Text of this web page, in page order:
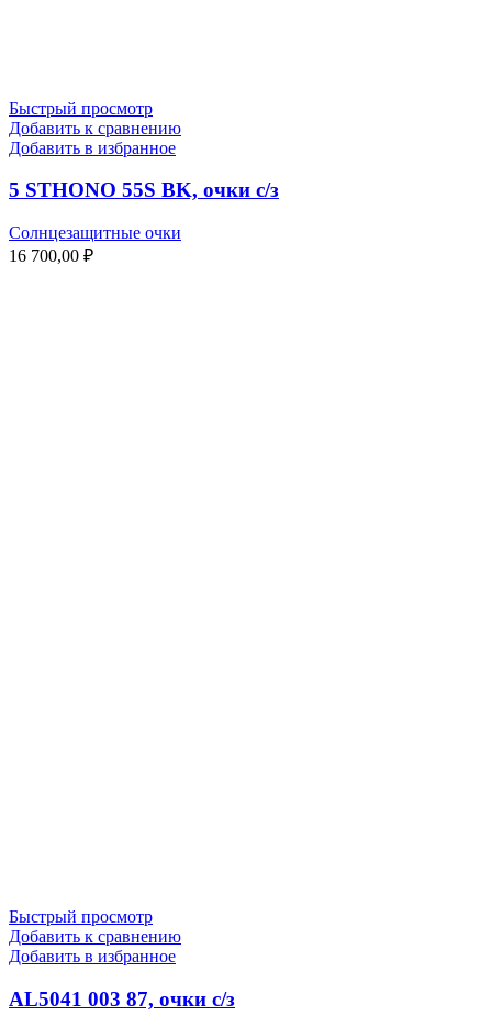
Быстрый просмотр
Добавить к сравнению
Добавить в избранное
5 STHONO 55S BK, очки с/з
Солнцезащитные очки
16 700,00 ₽
Быстрый просмотр
Добавить к сравнению
Добавить в избранное
AL5041 003 87, очки с/з